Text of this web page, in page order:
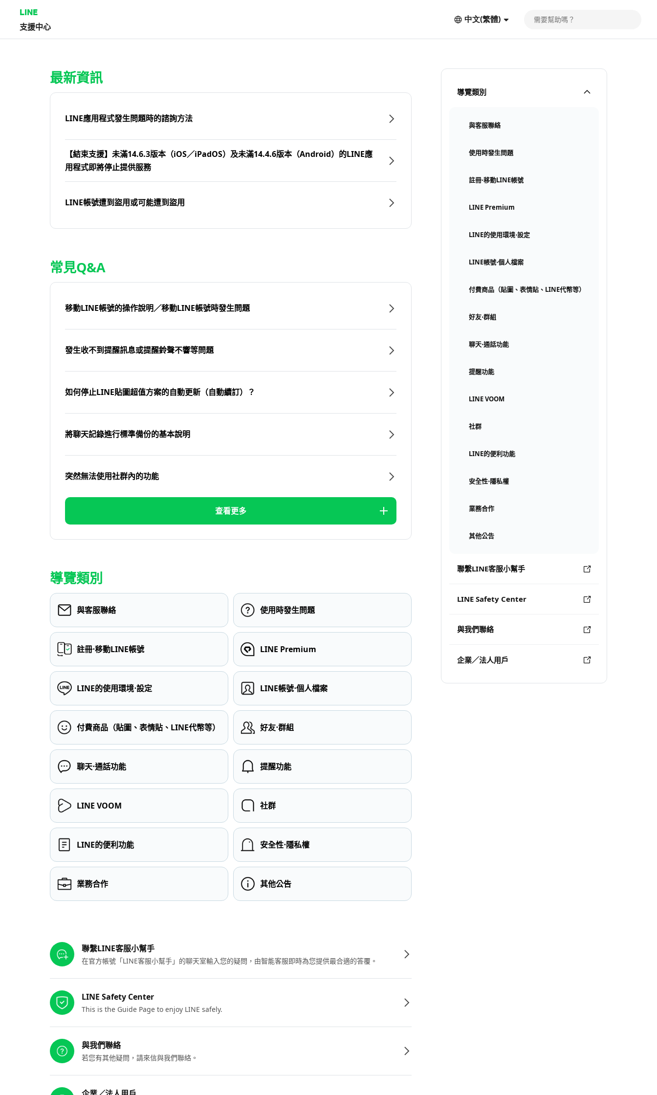
LINE
支援中心
中文(繁體)
導覽類別
與客服聯絡
使用時發生問題
註冊⋅移動LINE帳號
LINE Premium
LINE的使用環境⋅設定
LINE帳號⋅個人檔案
付費商品（貼圖、表情貼、LINE代幣等）
好友⋅群組
聊天⋅通話功能
提醒功能
LINE VOOM
社群
LINE的便利功能
安全性⋅隱私權
業務合作
其他公告
聯繫LINE客服小幫手
LINE Safety Center
與我們聯絡
企業／法人用戶
最新資訊
LINE應用程式發生問題時的諮詢方法
【結束支援】未滿14.6.3版本（iOS／iPadOS）及未滿14.4.6版本（Android）的LINE應
用程式即將停止提供服務
LINE帳號遭到盜用或可能遭到盜用
常見Q&A
移動LINE帳號的操作說明／移動LINE帳號時發生問題
發生收不到提醒訊息或提醒鈴聲不響等問題
如何停止LINE貼圖超值方案的自動更新（自動續訂）？
將聊天記錄進行標準備份的基本說明
突然無法使用社群內的功能
查看更多
導覽類別
與客服聯絡 使用時發生問題
註冊⋅移動LINE帳號 LINE Premium
LINE的使用環境⋅設定 LINE帳號⋅個人檔案
付費商品（貼圖、表情貼、LINE代幣等） 好友⋅群組
聊天⋅通話功能 提醒功能
LINE VOOM 社群
LINE的便利功能 安全性⋅隱私權
業務合作 其他公告
聯繫LINE客服小幫手
在官方帳號「LINE客服小幫手」的聊天室輸入您的疑問，由智能客服即時為您提供最合適的答覆。
LINE Safety Center
This is the Guide Page to enjoy LINE safely.
與我們聯絡
若您有其他疑問，請來信與我們聯絡。